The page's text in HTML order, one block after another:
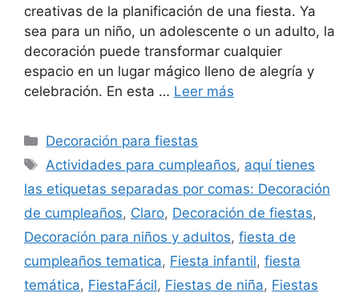
creativas de la planificación de una fiesta. Ya
sea para un niño, un adolescente o un adulto, la
decoración puede transformar cualquier
espacio en un lugar mágico lleno de alegría y
celebración. En esta … Leer más
Categorías
Decoración para fiestas
Etiquetas
Actividades para cumpleaños, aquí tienes
las etiquetas separadas por comas: Decoración
de cumpleaños, Claro, Decoración de fiestas,
Decoración para niños y adultos, fiesta de
cumpleaños tematica, Fiesta infantil, fiesta
temática, FiestaFácil, Fiestas de niña, Fiestas